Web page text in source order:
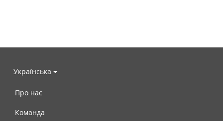
Українська
Про нас
Команда